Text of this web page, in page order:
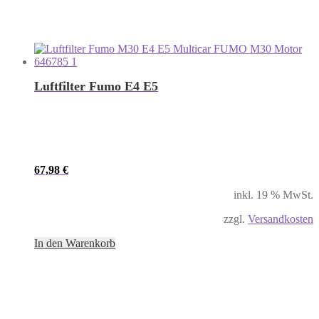
Luftfilter Fumo E4 E5
67,98 €
inkl. 19 % MwSt.
zzgl. Versandkosten
In den Warenkorb